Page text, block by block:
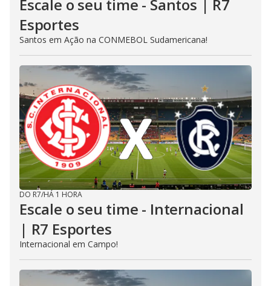
Escale o seu time - Santos | R7
Esportes
Santos em Ação na CONMEBOL Sudamericana!
DO R7/HÁ 1 HORA
Escale o seu time - Internacional
| R7 Esportes
Internacional em Campo!